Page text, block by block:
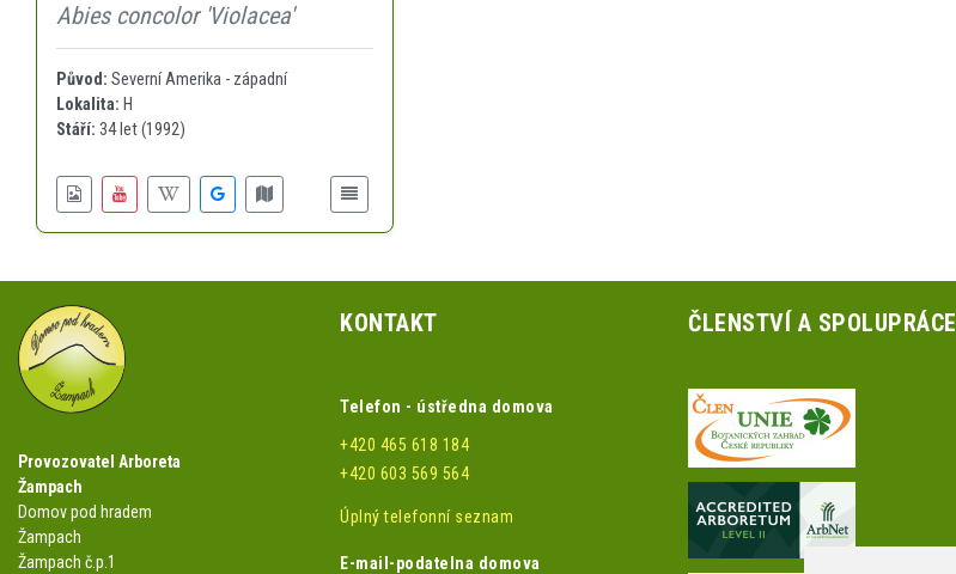
Abies concolor 'Violacea'
Původ: Severní Amerika - západní
Lokalita: H
Stáří: 34 let (1992)
Provozovatel Arboreta
Žampach
Domov pod hradem
Žampach
Žampach č.p.1
KONTAKT
Telefon - ústředna domova
+420 465 618 184
+420 603 569 564
Úplný telefonní seznam
E-mail-podatelna domova
ČLENSTVÍ A SPOLUPRÁCE